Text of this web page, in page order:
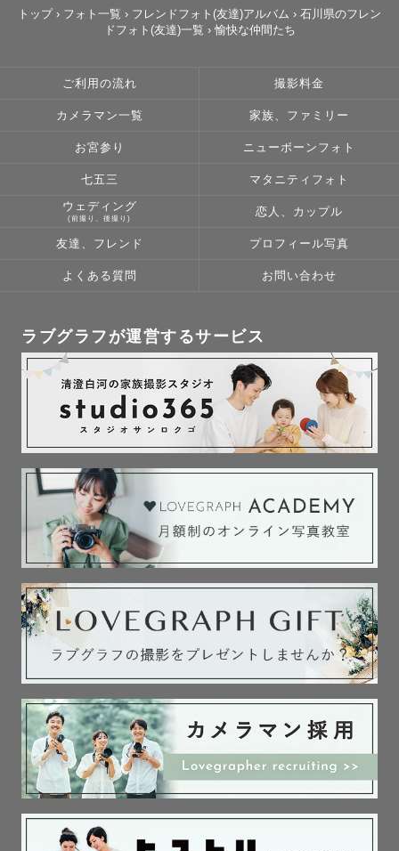
撮っているときから写真の編集が終わるまで、いつも見て
いた友人とその旦那様がいつも以上に何倍もキラキラして
写真というのは、目で見ているだけでは一瞬で流れてしま
ができるんだと感動しました。
もちろん日常や何気ない瞬間、いつも通りのゲスト様を写
ゲスト様を映画の主人公にしてしまうような、「美しい瞬
間」「愛おしい瞬間」を丁寧に残したいと思っています。
ぜひ、撮影でお会いできると嬉しいです🥰
トップ › フォト一覧 › フレンドフォト(友達)アルバム › 石川県のフレン
ドフォト(友達)一覧 › 愉快な仲間たち
ご利用の流れ 撮影料金
カメラマン一覧 家族、ファミリー
お宮参り ニューボーンフォト
七五三 マタニティフォト
ウェディング
(前撮り、後撮り)
恋人、カップル
友達、フレンド プロフィール写真
よくある質問 お問い合わせ
ラブグラフが運営するサービス